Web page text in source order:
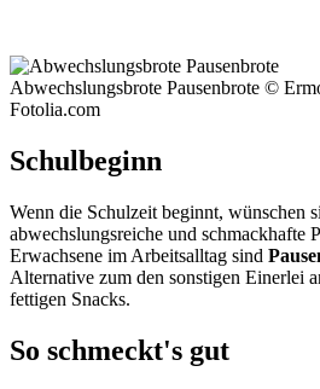
Abwechslungsbrote Pausenbrote ©
Fotolia.com
Schulbeginn
Wenn die Schulzeit beginnt, wünschen
abwechslungsreiche und schmackhafte
Erwachsene im Arbeitsalltag sind
Alternative zum den sonstigen Einerlei
fettigen Snacks.
So schmeckt's gut